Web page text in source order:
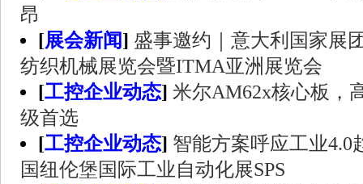
昂
[展会新闻] 盛事邀约｜意大利国家展
纺织机械展览会暨ITMA亚洲展览会
[工控企业动态] 米尔AM62x核心板，
级首选
[工控企业动态] 智能方案呼应工业4.0
国纽伦堡国际工业自动化展SPS